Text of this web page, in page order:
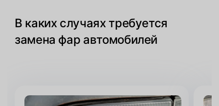
В каких случаях требуется
замена фар автомобилей